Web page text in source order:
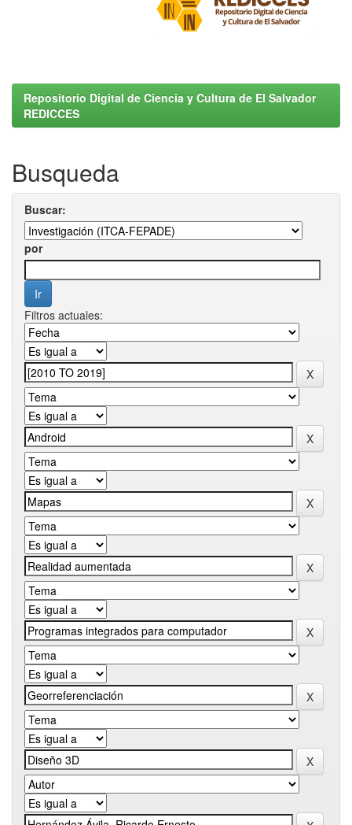
Repositorio Digital de Ciencia y Cultura de El Salvador
REDICCES
Busqueda
Buscar:
por
Filtros actuales: